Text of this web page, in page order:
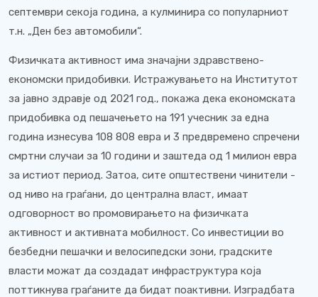
септември секоја година, а кулминира со популарниот
т.н. „Ден без автомобили“.
Физичката активност има значајни здравствено-
економски придобивки. Истражувањето на Институтот
за јавно здравје од 2021 год., покажа дека економската
придобивка од пешачењето на 191 учесник за една
година изнесува 108 808 евра и 3 предвремено спречени
смртни случаи за 10 години и заштеда од 1 милион евра
за истиот период. Затоа, сите општествени чинители -
од ниво на граѓани, до централна власт, имаат
одговорност во промовирањето на физичката
активност и активната мобилност. Со инвестиции во
безбедни пешачки и велосипедски зони, градските
власти можат да создадат инфраструктура која
поттикнува граѓаните да бидат поактивни. Изградбата